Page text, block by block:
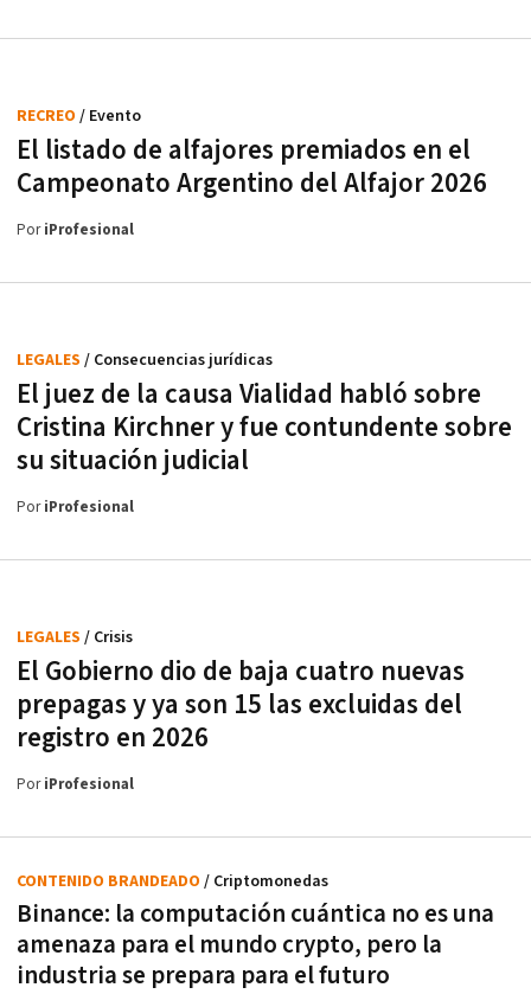
El listado de alfajores premiados en el
Campeonato Argentino del Alfajor 2026
RECREO / Evento
PoriProfesional
El juez de la causa Vialidad habló sobre
Cristina Kirchner y fue contundente sobre
su situación judicial
LEGALES / Consecuencias jurídicas
PoriProfesional
El Gobierno dio de baja cuatro nuevas
prepagas y ya son 15 las excluidas del
registro en 2026
LEGALES / Crisis
PoriProfesional
Binance: la computación cuántica no es una
amenaza para el mundo crypto, pero la
industria se prepara para el futuro
CONTENIDO BRANDEADO / Criptomonedas